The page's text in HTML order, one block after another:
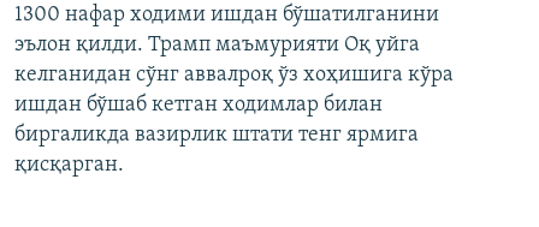
1300 нафар ходими ишдан бўшатилганини
эълон қилди. Трамп маъмурияти Оқ уйга
келганидан сўнг аввалроқ ўз хоҳишига кўра
ишдан бўшаб кетган ходимлар билан
биргаликда вазирлик штати тенг ярмига
қисқарган.